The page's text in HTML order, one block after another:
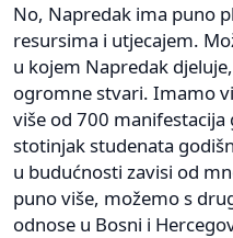
No, Napredak ima puno
resursima i utjecajem.
u kojem Napredak
ogromne stvari. Imamo
više od 700
stotinjak studenata
u budućnosti zavisi od
puno više, možemo s
odnose u Bosni i